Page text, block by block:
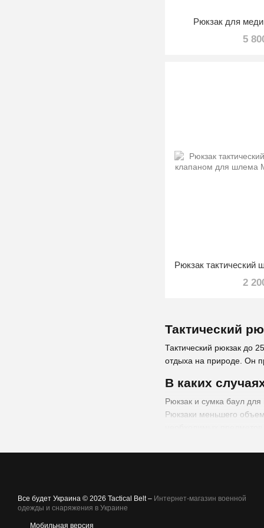
Тактический
Тактический рюкзак до
отдыха на природе. Он
В каких
Рюкзак и сумка баул
Рюкзаки меньшего
Рюкзак тактический 20
Рюкзак для
5
2
Все будет Украина © 2026 Tactical Belt – Интернет-магазин военной
одежды и снаряжения в Украине
Мобильная версия